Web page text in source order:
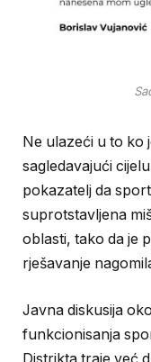
Ne ulazeći u to ko
sagledavajući
pokazatelj da
suprotstavljena
oblasti, tako da je
rješavanje
Javna diskusija
funkcionisanja